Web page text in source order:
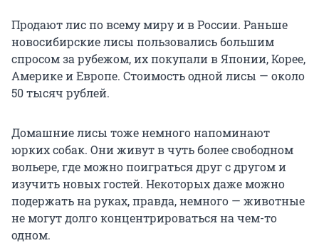
Продают лис по всему миру и в России. Раньше
новосибирские лисы пользовались большим
спросом за рубежом, их покупали в Японии, Корее,
Америке и Европе. Стоимость одной лисы — около
50 тысяч рублей.
Домашние лисы тоже немного напоминают
юрких собак. Они живут в чуть более свободном
вольере, где можно поиграться друг с другом и
изучить новых гостей. Некоторых даже можно
подержать на руках, правда, немного — животные
не могут долго концентрироваться на чем-то
одном.